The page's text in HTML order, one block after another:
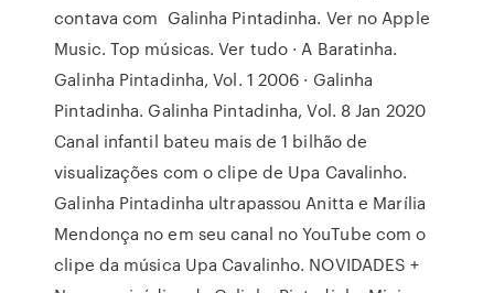
contava com Galinha Pintadinha. Ver no Apple
Music. Top músicas. Ver tudo · A Baratinha.
Galinha Pintadinha, Vol. 1 2006 · Galinha
Pintadinha. Galinha Pintadinha, Vol. 8 Jan 2020
Canal infantil bateu mais de 1 bilhão de
visualizações com o clipe de Upa Cavalinho.
Galinha Pintadinha ultrapassou Anitta e Marília
Mendonça no em seu canal no YouTube com o
clipe da música Upa Cavalinho. NOVIDADES +